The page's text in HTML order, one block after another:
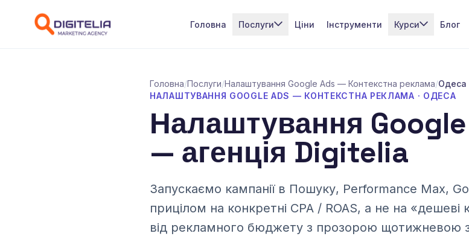
Головна Послуги Ціни Інструменти Курси Блог
Головна/Послуги/Налаштування Google Ads — Контекстна реклама/Одеса
НАЛАШТУВАННЯ GOOGLE ADS — КОНТЕКСТНА РЕКЛАМА · ОДЕСА
Налаштування Google
— агенція Digitelia
Запускаємо кампанії в Пошуку, Performance Max,
прицілом на конкретні CPA / ROAS, а не на
від рекламного бюджету з прозорою щотижневою